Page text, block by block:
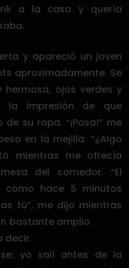
a la casa y quería
y apareció un joven
aproximadamente. Se
ojos verdes y
la impresión de que
su ropa. “¡Pasa!” me
en la mejilla. “¿Algo
mientras me ofrecía
del comedor. “El
como hace 5 minutos
tú”, me dijo mientras
bastante amplio.
decir.
yo salí antes de la